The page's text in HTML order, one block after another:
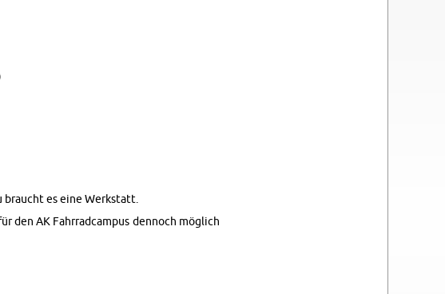
braucht es eine Werk­statt.
den AK Fahrrad­cam­pus den­noch möglich